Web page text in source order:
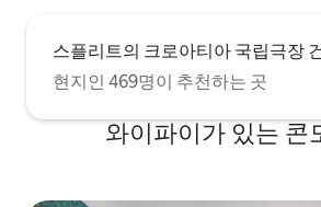
스플리트의 크로아티아 국립극장
현지인 469명이 추천하는 곳
와이파이가 있는 콘